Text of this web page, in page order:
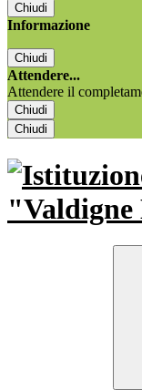
Chiudi
Informazione
Chiudi
Attendere...
Attendere il
Chiudi
Chiudi